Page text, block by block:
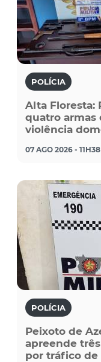
POLÍCIA
Alta Floresta:
quatro armas
violência
07 AGO 2026 - 11H38
POLÍCIA
Peixoto de
apreende
por tráfico de